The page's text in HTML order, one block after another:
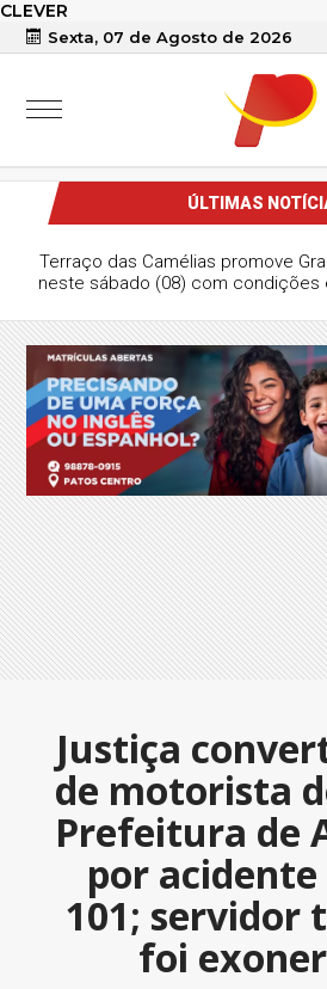
CLEVER
Sexta, 07 de Agosto de 2026
ÚLTIMAS
Terraço das Camélias promove
neste sábado (08) com condições
Justiça
de motorista
Prefeitura de
por acidente
101; servidor
foi